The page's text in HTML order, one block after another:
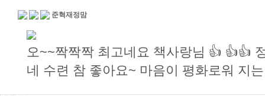
준혁재정맘
오~~짝짝짝 최고네요 책사랑님 👍 👍👍
네 수련 참 좋아요~ 마음이 평화로워 지